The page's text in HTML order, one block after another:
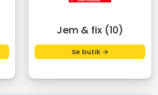
Jem & fix (10)
Se butik →